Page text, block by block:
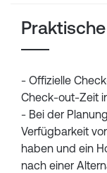
- Offizielle
Check-out-Zeit
- Bei der
Verfügbarkeit
haben und ein
nach einer